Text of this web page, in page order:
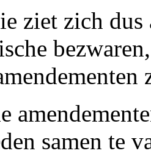
ziet zich
samen te